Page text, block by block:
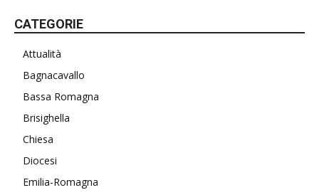
CATEGORIE
Attualità
Bagnacavallo
Bassa Romagna
Brisighella
Chiesa
Diocesi
Emilia-Romagna